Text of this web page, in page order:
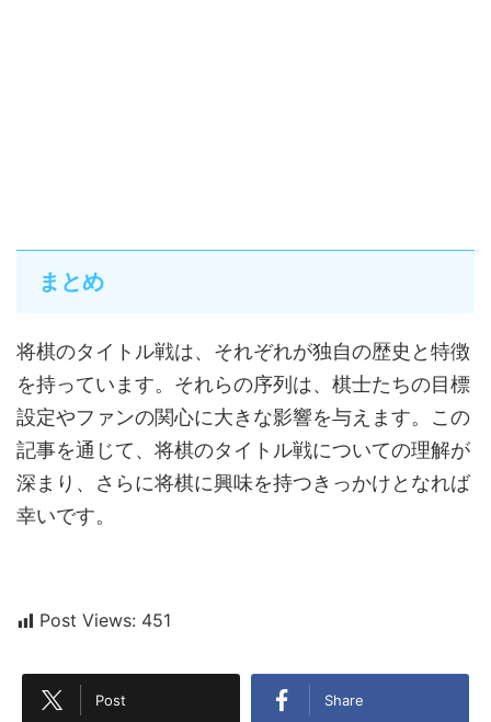
まとめ
将棋のタイトル戦は、それぞれが独自の歴史と特徴
を持っています。それらの序列は、棋士たちの目標
設定やファンの関心に大きな影響を与えます。この
記事を通じて、将棋のタイトル戦についての理解が
深まり、さらに将棋に興味を持つきっかけとなれば
幸いです。
Post Views: 451
Post Share